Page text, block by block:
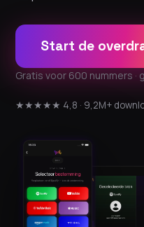
Start de
Gratis voor 600 nummers ·
★★★★★ 4,8 · 9,2M+